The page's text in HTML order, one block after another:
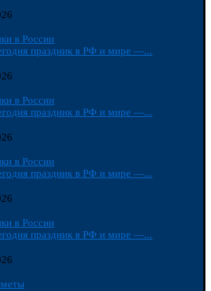
в России
праздник в РФ и мире —...
в России
праздник в РФ и мире —...
в России
праздник в РФ и мире —...
в России
праздник в РФ и мире —...